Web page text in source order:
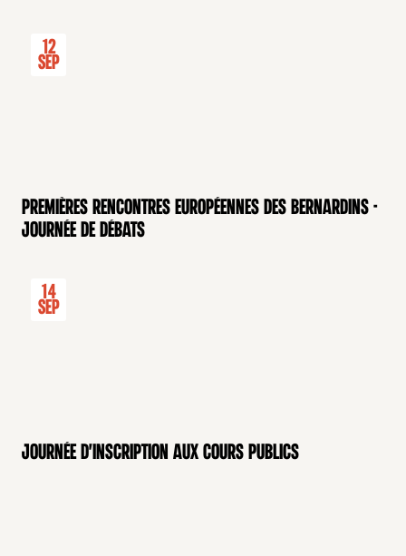
12
Sep
Premières rencontres européennes des Bernardins -
Journée de débats
14
Sep
Journée d'inscription aux cours publics